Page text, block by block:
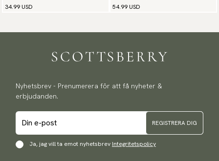
34.99 USD
54.99 USD
Nyhetsbrev - Prenumerera för att få nyheter &
erbjudanden.
REGISTRERA DIG
Ja, jag vill ta emot nyhetsbrev Integritetspolicy